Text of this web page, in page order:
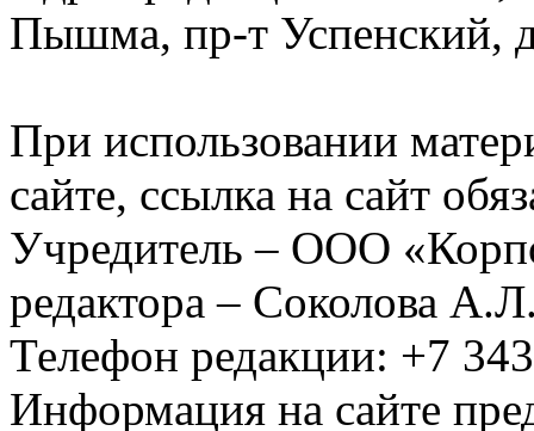
Пышма, пр-т Успенский,
При использовании
сайте, ссылка на сайт
Учредитель – ООО
редактора – Соколова
Телефон редакции: +7
Информация на сайте